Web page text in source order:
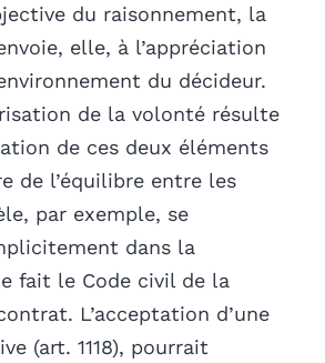
du raisonnement, la
elle, à l’appréciation
du décideur.
de la volonté résulte
de ces deux éléments
de l’équilibre entre les
par exemple, se
dans la
fait le Code civil de la
L’acceptation d’une
(art. 1118), pourrait